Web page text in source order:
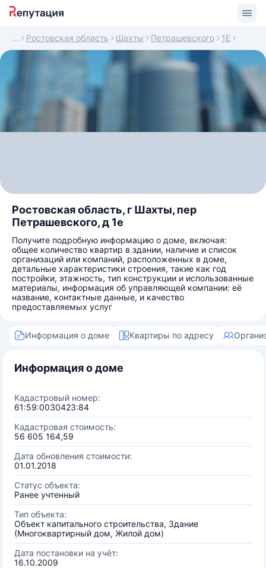
Ростовская область Шахты Петрашевского 1Е
Ростовская область, г Шахты, пер
Петрашевского, д 1е
Получите подробную информацию о доме, включая:
общее количество квартир в здании, наличие и список
организаций или компаний, расположенных в доме,
детальные характеристики строения, такие как год
постройки, этажность, тип конструкции и использованные
материалы, информация об управляющей компании: её
название, контактные данные, и качество
предоставляемых услуг
Информация о доме Квартиры по адресу
Информация о доме
Кадастровый номер:
61:59:0030423:84
Кадастровая стоимость:
56 605 164,59
Дата обновления стоимости:
01.01.2018
Статус объекта:
Ранее учтенный
Тип объекта:
Объект капитального строительства, Здание
(Многоквартирный дом, Жилой дом)
Дата постановки на учёт:
16.10.2009